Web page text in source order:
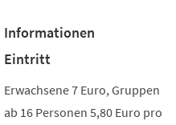
Informationen
Eintritt
Erwachsene 7 Euro, Gruppen
ab 16 Personen 5,80 Euro pro